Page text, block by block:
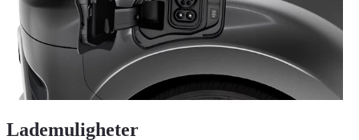
Lademuligheter